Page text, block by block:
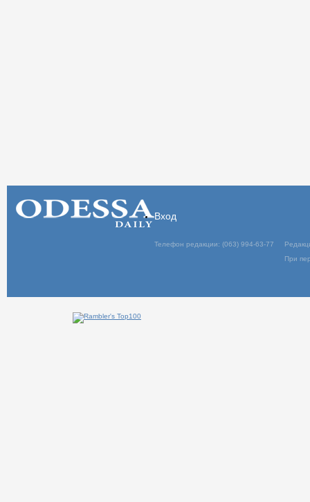
Вход
Телефон редакции: (063) 994-63-77
При